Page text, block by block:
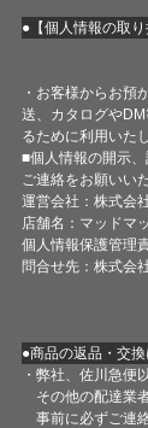
●【個人情報の取り
・お客様からお預
送、カタログや
るために利用いた
■個人情報の開示
ご連絡をお願いい
運営会社：株式会
店舗名：マッドマ
個人情報保護管理
問合せ先：株式会
●商品の返品・交
・弊社、佐川急便
その他の配達業
事前に必ずご連